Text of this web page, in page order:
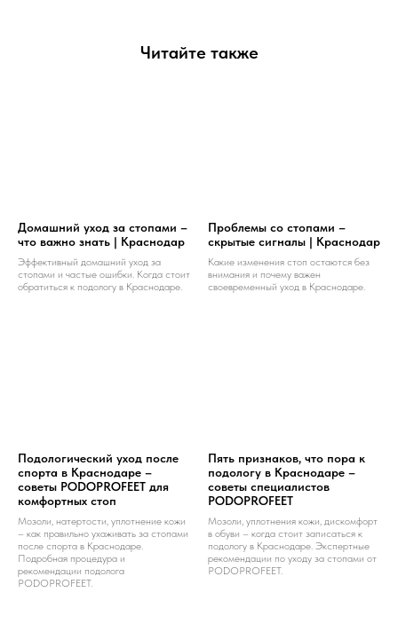
Читайте также
Домашний уход за стопами –
что важно знать | Краснодар
Эффективный домашний уход за
стопами и частые ошибки. Когда стоит
обратиться к подологу в Краснодаре.
Проблемы со стопами –
скрытые сигналы | Краснодар
Какие изменения стоп остаются без
внимания и почему важен
своевременный уход в Краснодаре.
Подологический уход после
спорта в Краснодаре –
советы PODOPROFEET для
комфортных стоп
Мозоли, натертости, уплотнение кожи
– как правильно ухаживать за стопами
после спорта в Краснодаре.
Подробная процедура и
рекомендации подолога
PODOPROFEET.
Пять признаков, что пора к
подологу в Краснодаре –
советы специалистов
PODOPROFEET
Мозоли, уплотнения кожи, дискомфорт
в обуви – когда стоит записаться к
подологу в Краснодаре. Экспертные
рекомендации по уходу за стопами от
PODOPROFEET.